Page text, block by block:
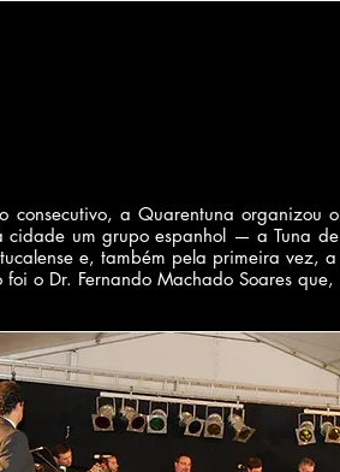
consecutivo, a Quarentuna organizou
cidade um grupo espanhol — a Tuna
e, também pela primeira vez,
o Dr. Fernando Machado Soares